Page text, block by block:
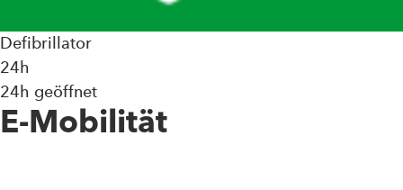
Defibrillator
24h
24h geöffnet
E-Mobilität